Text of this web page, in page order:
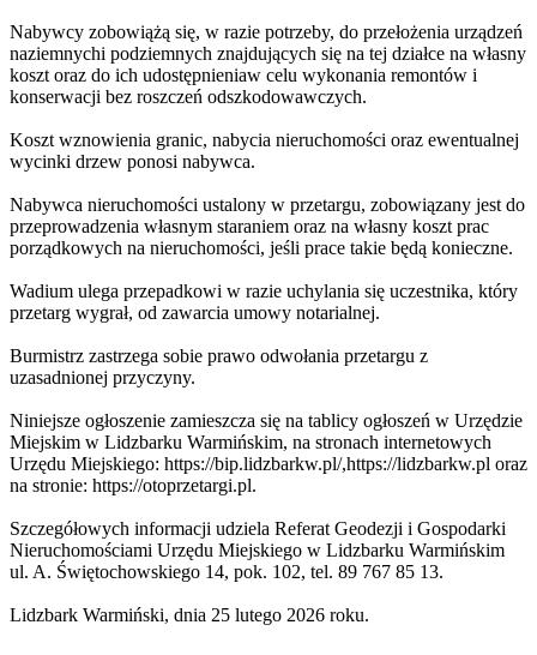
Nabywcy zobowiążą się, w razie potrzeby, do przełożenia urządzeń
naziemnychi podziemnych znajdujących się na tej działce na własny
koszt oraz do ich udostępnieniaw celu wykonania remontów i
konserwacji bez roszczeń odszkodowawczych.
Koszt wznowienia granic, nabycia nieruchomości oraz ewentualnej
wycinki drzew ponosi nabywca.
Nabywca nieruchomości ustalony w przetargu, zobowiązany jest do
przeprowadzenia własnym staraniem oraz na własny koszt prac
porządkowych na nieruchomości, jeśli prace takie będą konieczne.
Wadium ulega przepadkowi w razie uchylania się uczestnika, który
przetarg wygrał, od zawarcia umowy notarialnej.
Burmistrz zastrzega sobie prawo odwołania przetargu z
uzasadnionej przyczyny.
Niniejsze ogłoszenie zamieszcza się na tablicy ogłoszeń w Urzędzie
Miejskim w Lidzbarku Warmińskim, na stronach internetowych
Urzędu Miejskiego: https://bip.lidzbarkw.pl/,https://lidzbarkw.pl oraz
na stronie: https://otoprzetargi.pl.
Szczegółowych informacji udziela Referat Geodezji i Gospodarki
Nieruchomościami Urzędu Miejskiego w Lidzbarku Warmińskim
ul. A. Świętochowskiego 14, pok. 102, tel. 89 767 85 13.
Lidzbark Warmiński, dnia 25 lutego 2026 roku.